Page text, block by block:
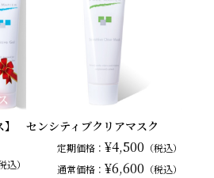
込）
センシティブクリアマスク
定期価格： ¥4,500 （税込）
通常価格： ¥6,600 （税込）